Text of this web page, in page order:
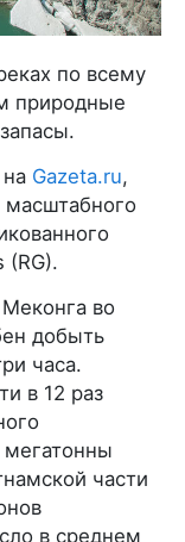
по всему
природные
Gazeta.ru,
(RG).
во
добыть
часа.
в 12 раз
мегатонны
части
в среднем